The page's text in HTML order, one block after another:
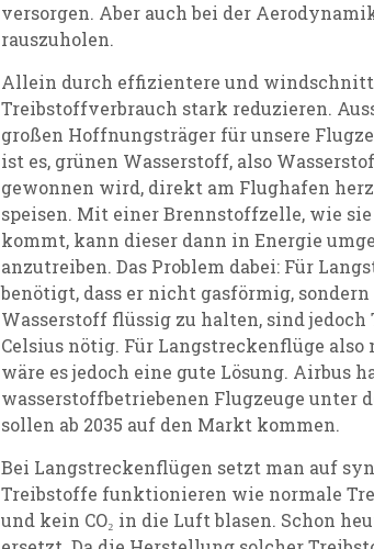
versorgen. Aber auch bei der
rauszuholen.
Allein durch effizientere und
Treibstoffverbrauch stark reduzieren.
großen Hoffnungsträger für unsere
ist es, grünen Wasserstoff, also
gewonnen wird, direkt am Flughafen
speisen. Mit einer Brennstoffzelle, wie
kommt, kann dieser dann in Energie
anzutreiben. Das Problem dabei: Für
benötigt, dass er nicht gasförmig,
Wasserstoff flüssig zu halten, sind jedoch
Celsius nötig. Für Langstreckenflüge
wäre es jedoch eine gute Lösung. Airbus
wasserstoffbetriebenen Flugzeuge unter
sollen ab 2035 auf den Markt kommen.
Bei Langstreckenflügen setzt man auf
Treibstoffe funktionieren wie normale
und kein CO₂ in die Luft blasen. Schon